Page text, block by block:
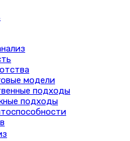
модели
подходы
подходы